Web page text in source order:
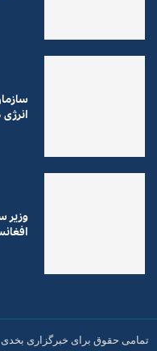
وزیر
تمامی حقوق برای خبرگزاری